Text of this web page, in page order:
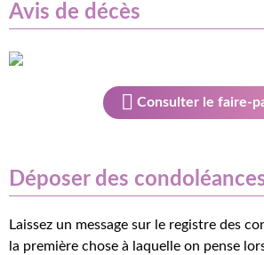
Avis de décès
Consulter le faire-
Déposer des
Laissez un message sur le registre des
la première chose à laquelle on pense